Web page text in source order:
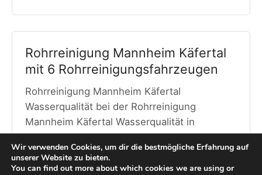
Rohrreinigung Mannheim Käfertal
mit 6 Rohrreinigungsfahrzeugen
Rohrreinigung Mannheim Käfertal
Wasserqualität bei der Rohrreinigung
Mannheim Käfertal Wasserqualität in
Mannheim Käfertal Die Wasserhärte…
Mehr erfahren →
Wir verwenden Cookies, um dir die bestmögliche Erfahrung auf
unserer Website zu bieten.
You can find out more about which cookies we are using or